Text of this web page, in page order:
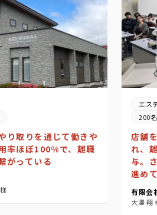
り取りを通じて働きや
率ほぼ100%で、離職
がっている
エス
200名
店舗
れ、
与。
進め
有限会
大澤 翔